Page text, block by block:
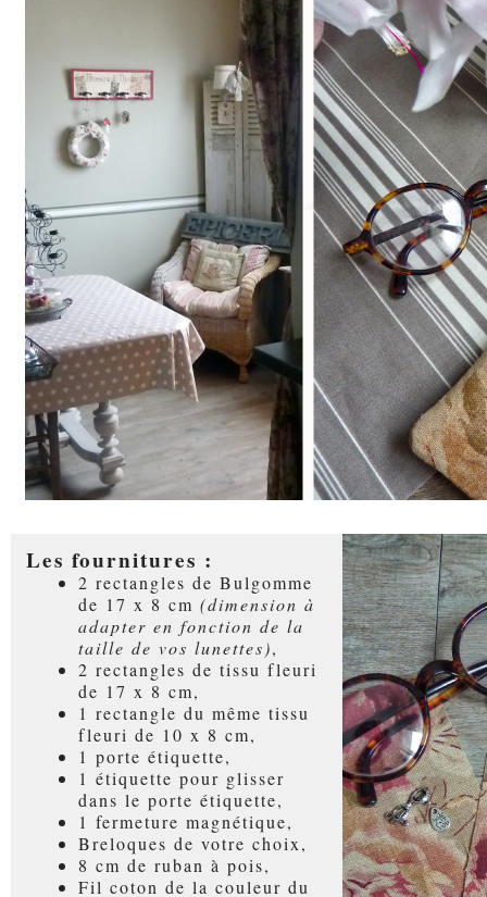
Les fournitures :
2 rectangles de Bulgomme
de 17 x 8 cm (dimension à
adapter en fonction de la
taille de vos lunettes),
2 rectangles de tissu fleuri
de 17 x 8 cm,
1 rectangle du même tissu
fleuri de 10 x 8 cm,
1 porte étiquette,
1 étiquette pour glisser
dans le porte étiquette,
1 fermeture magnétique,
Breloques de votre choix,
8 cm de ruban à pois,
Fil coton de la couleur du